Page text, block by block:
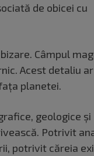
de obicei cu
Câmpul
Acest detaliu ar
planetei.
geologice și
Potrivit
potrivit căreia